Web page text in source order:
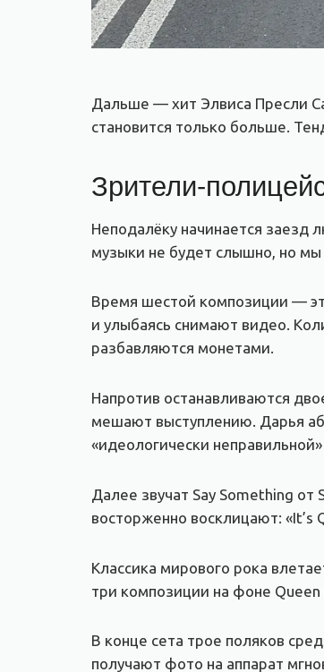
Дальше — хит Элвиса Пресли
становится только больше.
Зрители-
Неподалёку начинается заезд
музыки не будет слышно, но
Время шестой композиции —
и улыбаясь снимают видео.
разбавляются монетами.
Напротив останавливаются
мешают выступлению. Дарья
«идеологически
Далее звучат Say Something
восторженно восклицают: «It’s
Классика мирового рока
три композиции на фоне Queen
В конце сета трое поляков
получают фото на аппарат